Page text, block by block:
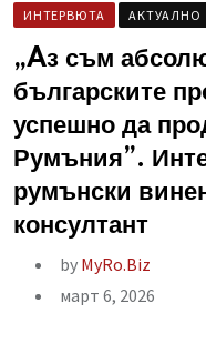
ИНТЕРВЮТА AКТУАЛНО
„Aз съм
българските
успешно да
Румъния”.
румънски
консултант
by MyRo.Biz
март 6, 2026